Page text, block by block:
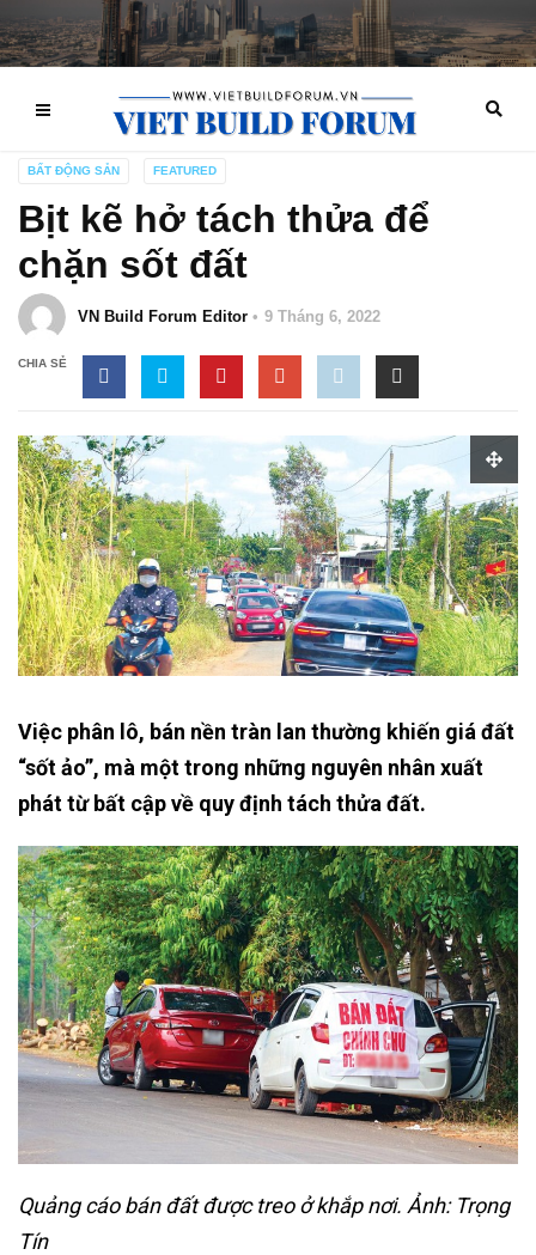
BẤT ĐỘNG SẢN FEATURED
Bịt kẽ hở tách thửa để
chặn sốt đất
VN Build Forum Editor 9 Tháng 6, 2022
CHIA SẺ
Việc phân lô, bán nền tràn lan thường khiến giá đất
“sốt ảo”, mà một trong những nguyên nhân xuất
phát từ bất cập về quy định tách thửa đất.
Quảng cáo bán đất được treo ở khắp nơi. Ảnh: Trọng
Tín